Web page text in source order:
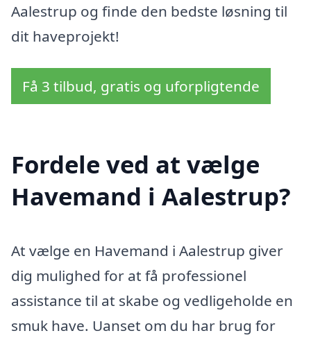
Aalestrup og finde den bedste løsning til
dit haveprojekt!
Få 3 tilbud, gratis og uforpligtende
Fordele ved at vælge
Havemand i Aalestrup?
At vælge en Havemand i Aalestrup giver
dig mulighed for at få professionel
assistance til at skabe og vedligeholde en
smuk have. Uanset om du har brug for